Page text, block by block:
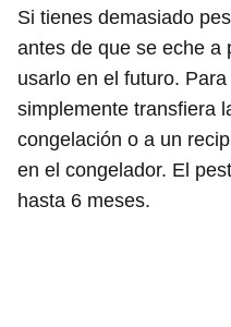
Si tienes demasiado
antes de que se eche a
usarlo en el futuro.
simplemente transfiera
congelación o a un
en el congelador. El
hasta 6 meses.